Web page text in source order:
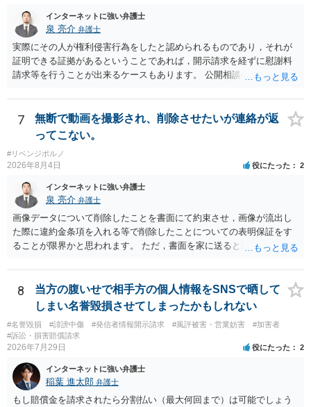
インターネットに強い弁護士
泉 亮介 弁護士
実際にその人が権利侵害行為をしたと認められるものであり，それが
証明できる証拠があるということであれば，開示請求を経ずに慰謝料
請求等を行うことが出来るケースもあります。 公開相談の場では回答
に個別に相談されると良いでしょう。
7
無断で動画を撮影され、削除させたいが連絡が返
ってこない。
#リベンジポルノ
2026年8月4日 役にたった 2
インターネットに強い弁護士
泉 亮介 弁護士
画像データについて削除したことを書面にて約束させ，画像が流出し
た際に違約金条項を入れる等で削除したことについての表明保証をす
ることが限界かと思われます。 ただ，書面を家に送ると家族に不貞行
除等を求めることは避けたほうが良いかと思われます。
8
当方の腹いせで相手方の個人情報をSNSで晒して
しまい名誉毀損させてしまったかもしれない
#名誉毀損 #誹謗中傷 #発信者情報開示請求 #風評被害・営業妨害
#加害者
#訴訟・損害賠償請求
2026年7月29日 役にたった 2
インターネットに強い弁護士
稲葉 進太郎 弁護士
もし賠償金を請求されたら分割払い（最大何回まで）は可能でしょう